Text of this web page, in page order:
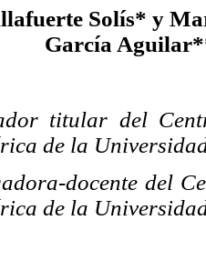
Solís* y
García
titular del
de la
docente del
de la